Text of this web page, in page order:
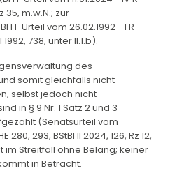
35, m.w.N.; zur
Urteil vom 26.02.1992 - I R
1992, 738, unter II.1.b).
des
somit gleichfalls nicht
selbst jedoch nicht
in § 9 Nr. 1 Satz 2 und 3
(Senatsurteil vom
280, 293, BStBl II 2024, 126, Rz 12,
im Streitfall ohne Belang; keiner
in Betracht.